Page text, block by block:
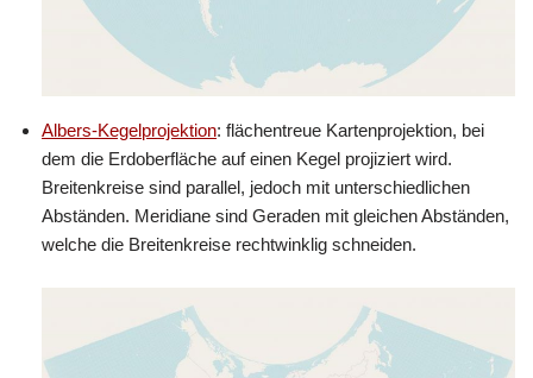
Albers-Kegelprojektion: flächentreue Kartenprojektion, bei
dem die Erdoberfläche auf einen Kegel projiziert wird.
Breitenkreise sind parallel, jedoch mit unterschiedlichen
Abständen. Meridiane sind Geraden mit gleichen Abständen,
welche die Breitenkreise rechtwinklig schneiden.